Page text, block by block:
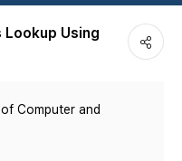
Using
Computer and